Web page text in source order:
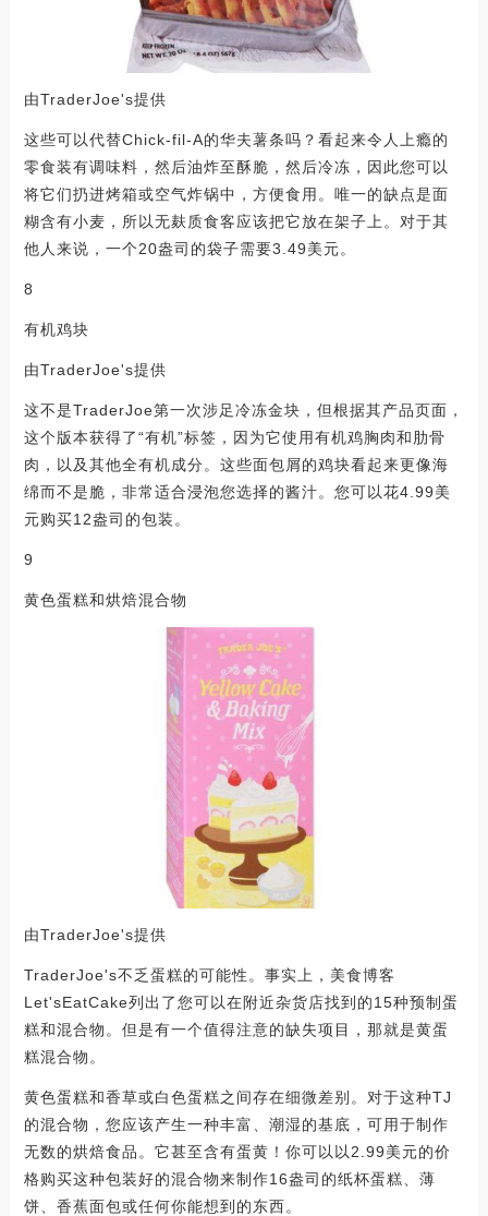
由TraderJoe's提供
这些可以代替Chick-fil-A的华夫薯条吗？看起来令人上瘾的
零食装有调味料，然后油炸至酥脆，然后冷冻，因此您可以
将它们扔进烤箱或空气炸锅中，方便食用。唯一的缺点是面
糊含有小麦，所以无麸质食客应该把它放在架子上。对于其
他人来说，一个20盎司的袋子需要3.49美元。
8
有机鸡块
由TraderJoe's提供
这不是TraderJoe第一次涉足冷冻金块，但根据其产品页面，
这个版本获得了“有机”标签，因为它使用有机鸡胸肉和肋骨
肉，以及其他全有机成分。这些面包屑的鸡块看起来更像海
绵而不是脆，非常适合浸泡您选择的酱汁。您可以花4.99美
元购买12盎司的包装。
9
黄色蛋糕和烘焙混合物
由TraderJoe's提供
TraderJoe's不乏蛋糕的可能性。事实上，美食博客
Let'sEatCake列出了您可以在附近杂货店找到的15种预制蛋
糕和混合物。但是有一个值得注意的缺失项目，那就是黄蛋
糕混合物。
黄色蛋糕和香草或白色蛋糕之间存在细微差别。对于这种TJ
的混合物，您应该产生一种丰富、潮湿的基底，可用于制作
无数的烘焙食品。它甚至含有蛋黄！你可以以2.99美元的价
格购买这种包装好的混合物来制作16盎司的纸杯蛋糕、薄
饼、香蕉面包或任何你能想到的东西。